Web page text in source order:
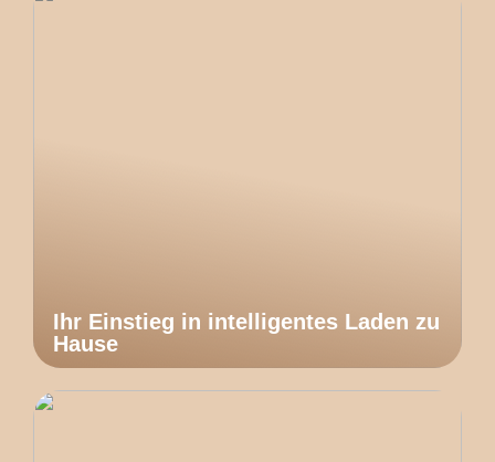
Ihr Einstieg in intelligentes Laden zu
Hause